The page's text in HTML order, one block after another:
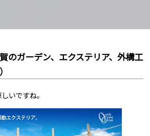
のガーデン、エクステリア、外構工
いですね。